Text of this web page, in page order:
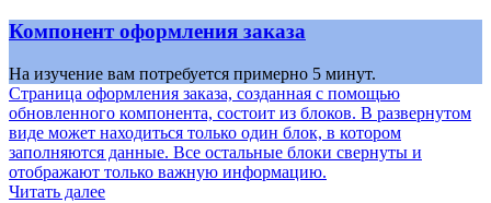
Компонент оформления заказа
На изучение вам потребуется примерно 5 минут.
Страница оформления заказа, созданная с помощью
обновленного компонента, состоит из блоков. В развернутом
виде может находиться только один блок, в котором
заполняются данные. Все остальные блоки свернуты и
отображают только важную информацию.
Читать далее